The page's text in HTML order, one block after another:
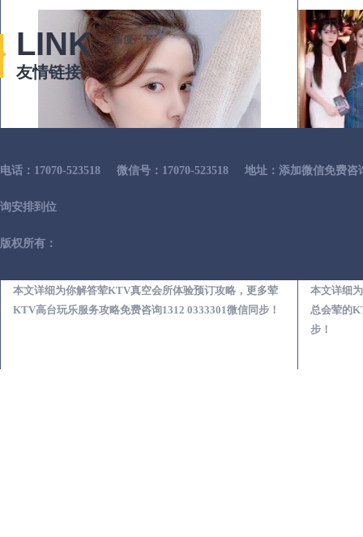
本文详细为你解答荤KTV真空会所体验预订攻略，更多荤
KTV高台玩乐服务攻略免费咨询1312 0333301微信同步！
本文详细
总会荤的
步！
LINK
友情链接
百度一下
电话：17070-523518 微信号：17070-523518 地址：添加微信免费
询安排到位
版权所有：